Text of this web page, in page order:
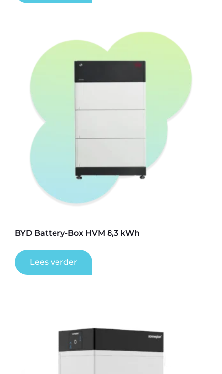
BYD Battery-Box HVM 8,3 kWh
Lees verder